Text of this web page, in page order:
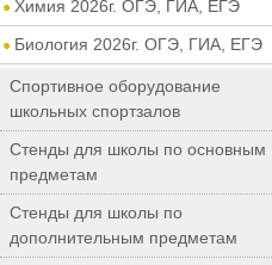
Химия 2026г. ОГЭ, ГИА, ЕГЭ
Биология 2026г. ОГЭ, ГИА, ЕГЭ
Спортивное оборудование
школьных спортзалов
Стенды для школы по основным
предметам
Стенды для школы по
дополнительным предметам